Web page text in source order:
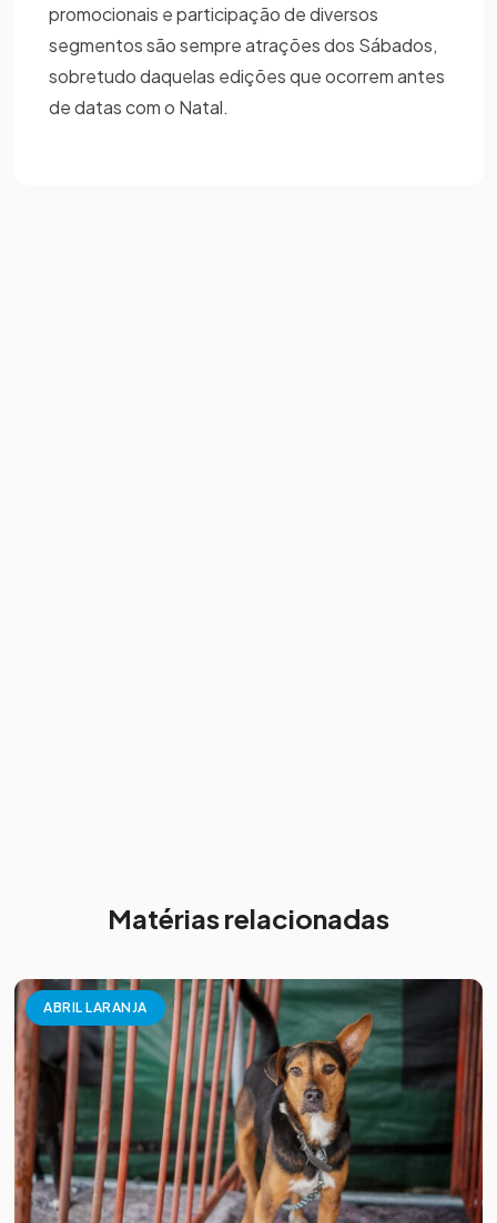
promocionais e participação de diversos
segmentos são sempre atrações dos Sábados,
sobretudo daquelas edições que ocorrem antes
de datas com o Natal.
Matérias relacionadas
ABRIL LARANJA